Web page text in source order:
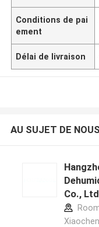
Conditions de pai
ement
Délai de livraison
AU SUJET DE NOUS
Co.,